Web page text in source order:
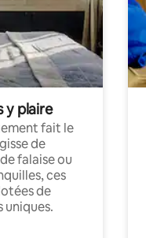
y plaire
fait le
de
falaise ou
ces
de